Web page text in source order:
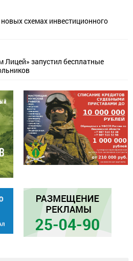
схемах инвестиционного
Лицей» запустил бесплатные